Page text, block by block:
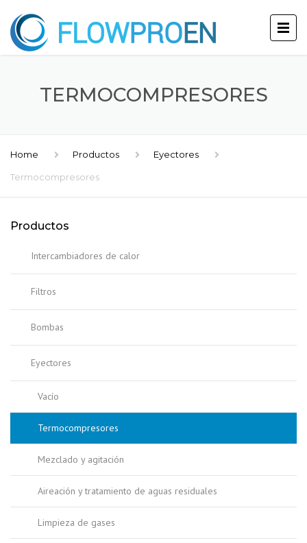
TERMOCOMPRESORES
Home Productos Eyectores
Termocompresores
Productos
Intercambiadores de calor
Filtros
Bombas
Eyectores
Vacío
Termocompresores
Mezclado y agitación
Aireación y tratamiento de aguas residuales
Limpieza de gases